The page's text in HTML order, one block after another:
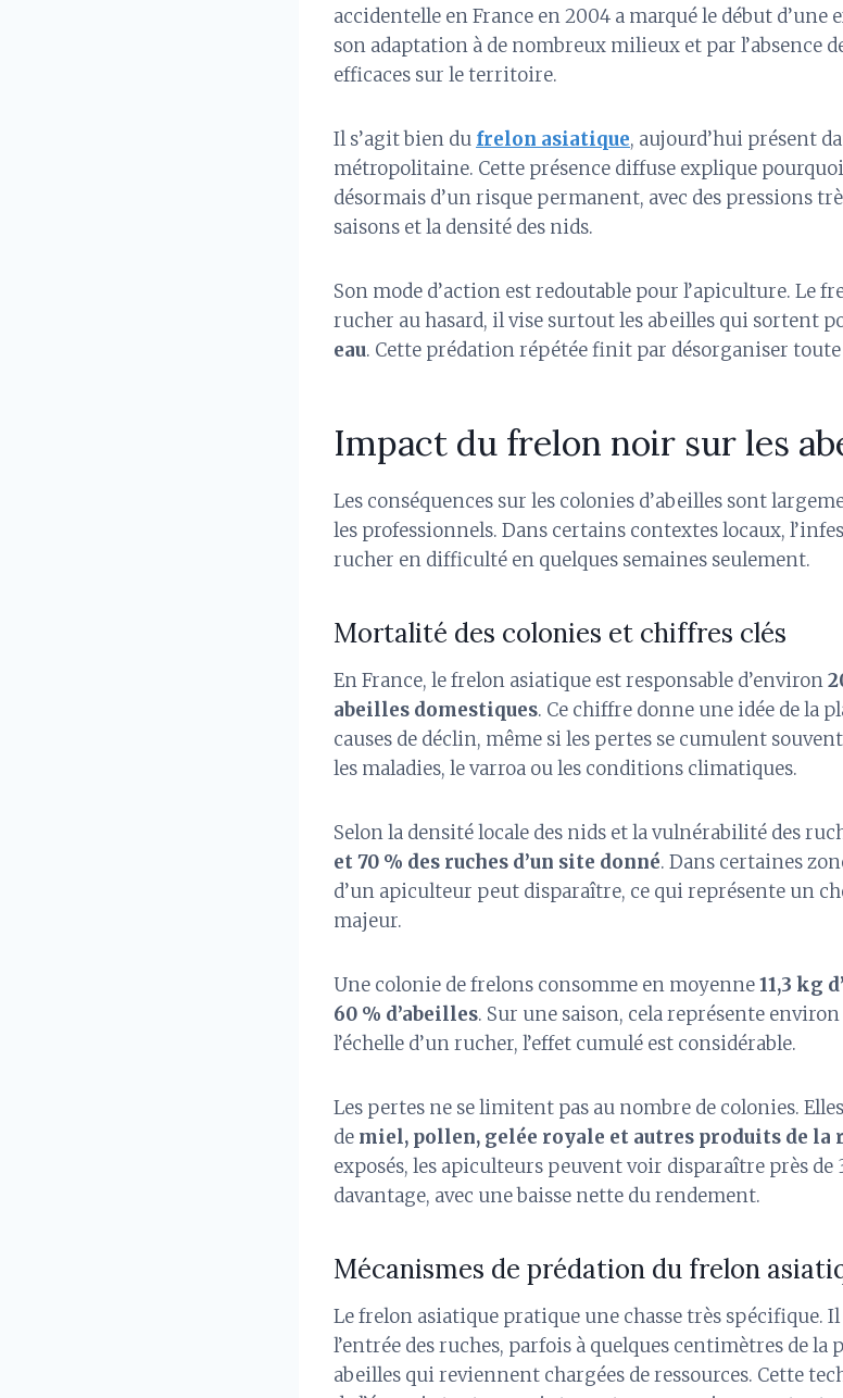
accidentelle en France en 2004 a marqué le début
son adaptation à de nombreux milieux et par l’absence
efficaces sur le territoire.
Il s’agit bien du frelon asiatique, aujourd’hui présent
métropolitaine. Cette présence diffuse explique
désormais d’un risque permanent, avec des pressions
saisons et la densité des nids.
Son mode d’action est redoutable pour l’apiculture. Le
rucher au hasard, il vise surtout les abeilles qui sortent
eau. Cette prédation répétée finit par désorganiser
Impact du frelon noir sur les
Les conséquences sur les colonies d’abeilles sont
les professionnels. Dans certains contextes locaux,
rucher en difficulté en quelques semaines seulement.
Mortalité des colonies et chiffres clés
En France, le frelon asiatique est responsable d’environ
abeilles domestiques. Ce chiffre donne une idée de la
causes de déclin, même si les pertes se cumulent
les maladies, le varroa ou les conditions climatiques.
Selon la densité locale des nids et la vulnérabilité des
et 70 % des ruches d’un site donné. Dans certaines
d’un apiculteur peut disparaître, ce qui représente un
majeur.
Une colonie de frelons consomme en moyenne11,3 kg
60 % d’abeilles. Sur une saison, cela représente environ
l’échelle d’un rucher, l’effet cumulé est considérable.
Les pertes ne se limitent pas au nombre de colonies.
de miel, pollen, gelée royale et autres produits de la
exposés, les apiculteurs peuvent voir disparaître près de
davantage, avec une baisse nette du rendement.
Mécanismes de prédation du frelon
Le frelon asiatique pratique une chasse très spécifique. Il
l’entrée des ruches, parfois à quelques centimètres de la
abeilles qui reviennent chargées de ressources. Cette